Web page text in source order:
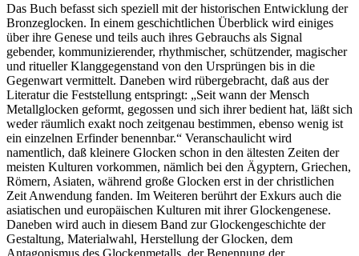
Das Buch befasst sich speziell mit der historischen Entwicklung der
Bronzeglocken. In einem geschichtlichen Überblick wird einiges
über ihre Genese und teils auch ihres Gebrauchs als Signal
gebender, kommunizierender, rhythmischer, schützender, magischer
und ritueller Klanggegenstand von den Ursprüngen bis in die
Gegenwart vermittelt. Daneben wird rübergebracht, daß aus der
Literatur die Feststellung entspringt: „Seit wann der Mensch
Metallglocken geformt, gegossen und sich ihrer bedient hat, läßt sich
weder räumlich exakt noch zeitgenau bestimmen, ebenso wenig ist
ein einzelnen Erfinder benennbar.“ Veranschaulicht wird
namentlich, daß kleinere Glocken schon in den ältesten Zeiten der
meisten Kulturen vorkommen, nämlich bei den Ägyptern, Griechen,
Römern, Asiaten, während große Glocken erst in der christlichen
Zeit Anwendung fanden. Im Weiteren berührt der Exkurs auch die
asiatischen und europäischen Kulturen mit ihrer Glockengenese.
Daneben wird auch in diesem Band zur Glockengeschichte der
Gestaltung, Materialwahl, Herstellung der Glocken, dem
Antagonismus des Glockenmetalls, der Benennung der